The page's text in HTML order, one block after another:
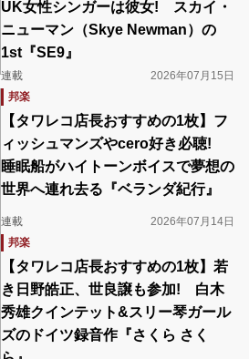
UK女性シンガーは彼女! スカイ・
ニューマン（Skye Newman）の
1st『SE9』
連載
2026年07月15日
邦楽
【タワレコ店長おすすめの1枚】フ
ィッシュマンズやcero好き必聴!
睡眠船がハイトーンボイスで夢想の
世界へ連れ去る『ベランダ紀行』
連載
2026年07月14日
邦楽
【タワレコ店長おすすめの1枚】若
き日野皓正、世良譲も参加! 白木
秀雄クインテット&スリー琴ガール
ズのドイツ録音作『さくら さく